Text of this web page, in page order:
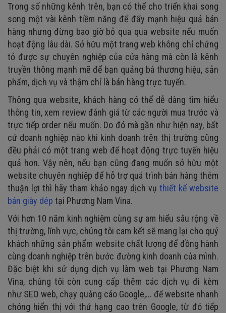
Trong số những kênh trên, bạn có thể cho triển khai song
song một vài kênh tiềm năng để đẩy mạnh hiệu quả bán
hàng nhưng đừng bao giờ bỏ qua qua website nếu muốn
hoạt động lâu dài. Sở hữu một trang web không chỉ chứng
tỏ được sự chuyên nghiệp của cửa hàng mà còn là kênh
truyền thông mạnh mẽ để bạn quảng bá thương hiệu, sản
phẩm, dịch vụ và thậm chí là bán hàng trực tuyến.
Thông qua website, khách hàng có thể dễ dàng tìm hiểu
thông tin, xem review đánh giá từ các người mua trước và
trực tiếp order nếu muốn. Do đó mà gần như hiện nay, bất
cứ doanh nghiệp nào khi kinh doanh trên thị trường cũng
đều phải có một trang web để hoạt động trực tuyến hiệu
quả hơn. Vậy nên, nếu bạn cũng đang muốn sở hữu một
website chuyên nghiệp để hỗ trợ quá trình bán hàng thêm
thuận lợi thì hãy tham khảo ngay dịch vụ thiết kế website
bán giày dép tại Phương Nam Vina.
Với hơn 10 năm kinh nghiệm cùng sự am hiểu sâu rộng về
thị trường, lĩnh vực, chúng tôi cam kết sẽ mang lại cho quý
khách những sản phẩm website chất lượng để đồng hành
cùng doanh nghiệp trên bước đường kinh doanh của mình.
Đặc biệt khi sử dụng dịch vụ làm web tại Phương Nam
Vina, chúng tôi còn cung cấp thêm các dịch vụ đi kèm
như SEO web, chạy quảng cáo Google,... để website nhanh
chóng hiển thị với thứ hạng cao trên Google, từ đó tiếp